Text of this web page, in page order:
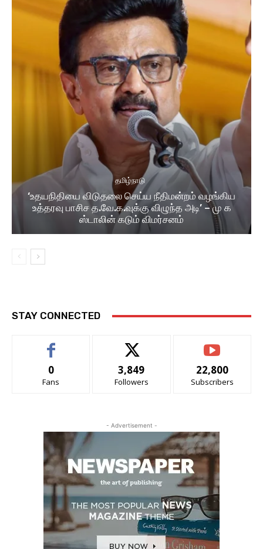
தமிழ்நாடு
‘உதயநிதியை விடுதலை செய்ய நீதிமன்றம் வழங்கிய
உத்தரவு பாசிச த.வே.க.வுக்கு விழுந்த அடி’ – மு க
ஸ்டாலின் கடும் விமர்சனம்
STAY CONNECTED
0
Fans
3,849
Followers
22,800
Subscribers
- Advertisement -